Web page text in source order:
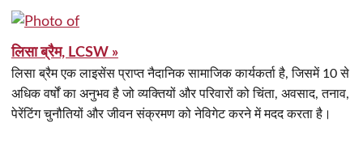
लिसा ब्रैम, LCSW »
लिसा ब्रैम एक लाइसेंस प्राप्त नैदानिक सामाजिक कार्यकर्ता है, जिसमें 10 से
अधिक वर्षों का अनुभव है जो व्यक्तियों और परिवारों को चिंता, अवसाद, तनाव,
पेरेंटिंग चुनौतियों और जीवन संक्रमण को नेविगेट करने में मदद करता है।